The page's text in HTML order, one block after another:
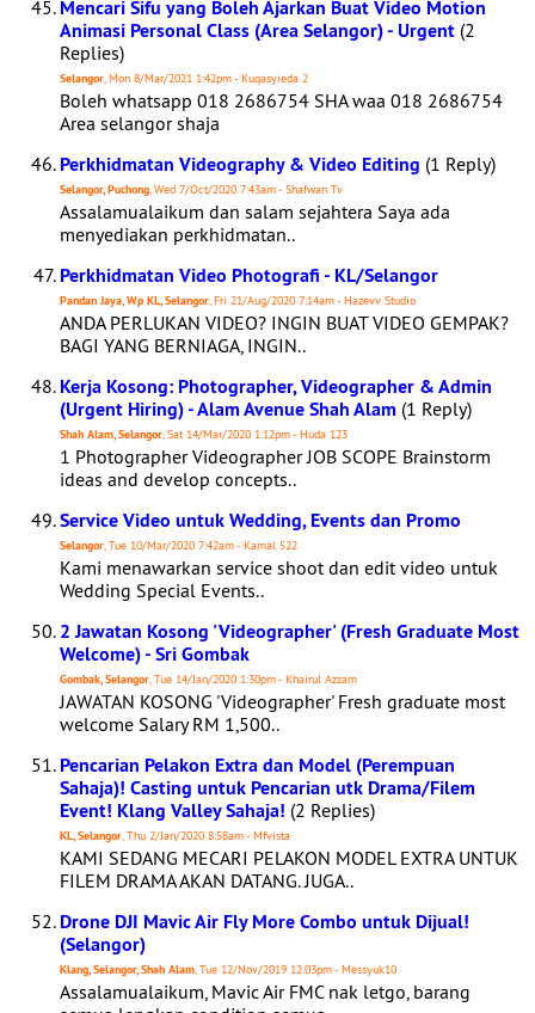
Mencari Sifu yang Boleh Ajarkan Buat Video Motion
Animasi Personal Class (Area Selangor) - Urgent (2
Replies)
Selangor, Mon 8/Mar/2021 1:42pm - Kuqasyieda 2
Boleh whatsapp 018 2686754 SHA waa 018 2686754
Area selangor shaja
Perkhidmatan Videography & Video Editing (1 Reply)
Selangor, Puchong, Wed 7/Oct/2020 7:43am - Shafwan Tv
Assalamualaikum dan salam sejahtera Saya ada
menyediakan perkhidmatan..
Perkhidmatan Video Photografi - KL/Selangor
Pandan Jaya, Wp KL, Selangor, Fri 21/Aug/2020 7:14am - Hazevv Studio
ANDA PERLUKAN VIDEO? INGIN BUAT VIDEO GEMPAK?
BAGI YANG BERNIAGA, INGIN..
Kerja Kosong: Photographer, Videographer & Admin
(Urgent Hiring) - Alam Avenue Shah Alam (1 Reply)
Shah Alam, Selangor, Sat 14/Mar/2020 1:12pm - Huda 123
1 Photographer Videographer JOB SCOPE Brainstorm
ideas and develop concepts..
Service Video untuk Wedding, Events dan Promo
Selangor, Tue 10/Mar/2020 7:42am - Kamal 522
Kami menawarkan service shoot dan edit video untuk
Wedding Special Events..
2 Jawatan Kosong 'Videographer' (Fresh Graduate Most
Welcome) - Sri Gombak
Gombak, Selangor, Tue 14/Jan/2020 1:30pm - Khairul Azzam
JAWATAN KOSONG 'Videographer' Fresh graduate most
welcome Salary RM 1,500..
Pencarian Pelakon Extra dan Model (Perempuan
Sahaja)! Casting untuk Pencarian utk Drama/Filem
Event! Klang Valley Sahaja! (2 Replies)
KL, Selangor, Thu 2/Jan/2020 8:58am - Mfvista
KAMI SEDANG MECARI PELAKON MODEL EXTRA UNTUK
FILEM DRAMA AKAN DATANG. JUGA..
Drone DJI Mavic Air Fly More Combo untuk Dijual!
(Selangor)
Klang, Selangor, Shah Alam, Tue 12/Nov/2019 12:03pm - Messyuk10
Assalamualaikum, Mavic Air FMC nak letgo, barang